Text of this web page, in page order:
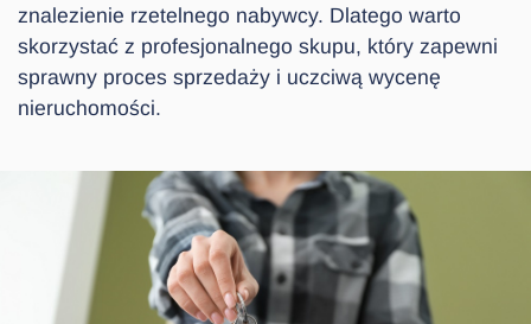
znalezienie rzetelnego nabywcy. Dlatego warto
skorzystać z profesjonalnego skupu, który zapewni
sprawny proces sprzedaży i uczciwą wycenę
nieruchomości.